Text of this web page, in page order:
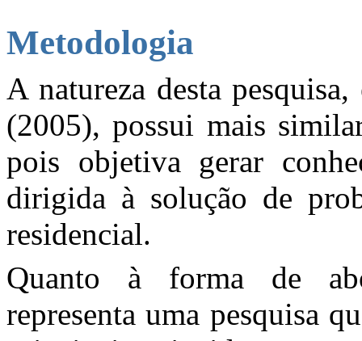
Metodologia
A natureza desta
(2005), possui mais
pois objetiva gerar
dirigida à solução de
residencial.
Quanto à forma de
representa uma pesquisa